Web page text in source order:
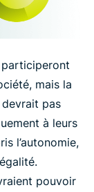
participeront
mais la
pas
à leurs
l’autonomie,
pouvoir